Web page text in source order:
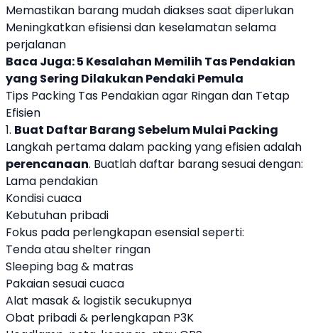
Memastikan barang mudah diakses saat diperlukan
Meningkatkan efisiensi dan keselamatan selama
perjalanan
Baca Juga:5 Kesalahan Memilih Tas Pendakian
yang Sering Dilakukan Pendaki Pemula
Tips Packing Tas Pendakian agar Ringan dan Tetap
Efisien
1. Buat Daftar Barang Sebelum Mulai Packing
Langkah pertama dalam packing yang efisien adalah
perencanaan. Buatlah daftar barang sesuai dengan:
Lama pendakian
Kondisi cuaca
Kebutuhan pribadi
Fokus pada perlengkapan esensial seperti:
Tenda atau shelter ringan
Sleeping bag & matras
Pakaian sesuai cuaca
Alat masak & logistik secukupnya
Obat pribadi & perlengkapan P3K